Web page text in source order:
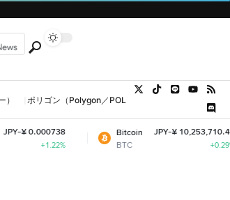
ポリゴン（Polygon／POL、MATIC）
Bitcoin
BTC
JPY-¥ 10,253,710.49